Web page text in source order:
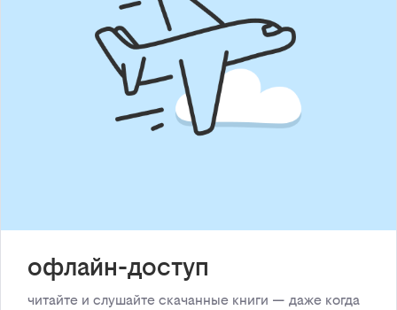
офлайн-доступ
читайте и слушайте скачанные книги — даже когда